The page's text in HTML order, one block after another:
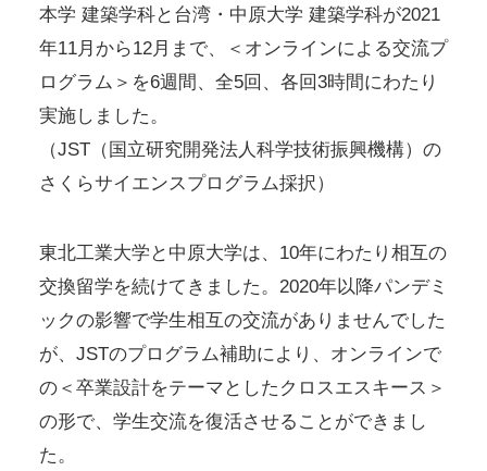
本学 建築学科と台湾・中原大学 建築学科が2021
年11月から12月まで、＜オンラインによる交流プ
ログラム＞を6週間、全5回、各回3時間にわたり
実施しました。
（JST（国立研究開発法人科学技術振興機構）の
さくらサイエンスプログラム採択）
東北工業大学と中原大学は、10年にわたり相互の
交換留学を続けてきました。2020年以降パンデミ
ックの影響で学生相互の交流がありませんでした
が、JSTのプログラム補助により、オンラインで
の＜卒業設計をテーマとしたクロスエスキース＞
の形で、学生交流を復活させることができまし
た。